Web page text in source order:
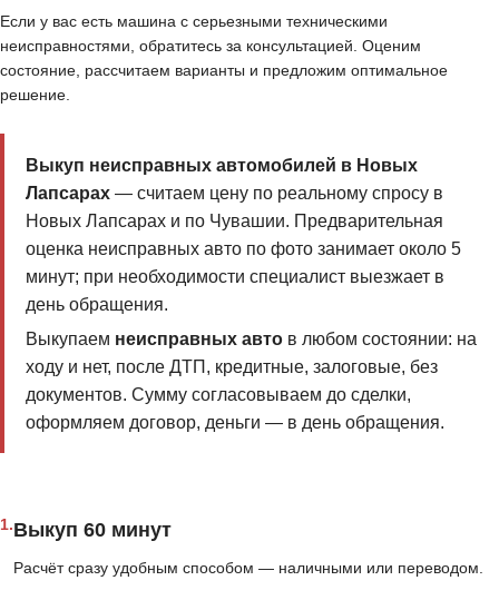
Если у вас есть машина с серьезными техническими
неисправностями, обратитесь за консультацией. Оценим
состояние, рассчитаем варианты и предложим оптимальное
решение.
Выкуп неисправных автомобилей в Новых
Лапсарах— считаем цену по реальному спросу в
Новых Лапсарах и по Чувашии. Предварительная
оценка неисправных авто по фото занимает около 5
минут; при необходимости специалист выезжает в
день обращения.
Выкупаем неисправных автов любом состоянии: на
ходу и нет, после ДТП, кредитные, залоговые, без
документов. Сумму согласовываем до сделки,
оформляем договор, деньги — в день обращения.
1.Выкуп 60 минут
Расчёт сразу удобным способом — наличными или переводом.